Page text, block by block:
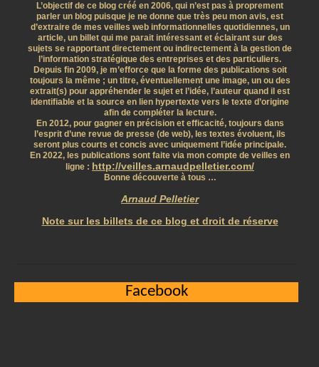
L’objectif de ce blog créé en 2006, qui n’est pas à proprement
parler un blog puisque je ne donne que très peu mon avis, est
d’extraire de mes veilles web informationnelles quotidiennes, un
article, un billet qui me parait intéressant et éclairant sur des
sujets se rapportant directement ou indirectement à la gestion de
l’information stratégique des entreprises et des particuliers.
Depuis fin 2009, je m’efforce que la forme des publications soit
toujours la même ; un titre, éventuellement une image, un ou des
extrait(s) pour appréhender le sujet et l’idée, l’auteur quand il est
identifiable et la source en lien hypertexte vers le texte d’origine
afin de compléter la lecture.
En 2012, pour gagner en précision et efficacité, toujours dans
l’esprit d’une revue de presse (de web), les textes évoluent, ils
seront plus courts et concis avec uniquement l’idée principale.
En 2022, les publications sont faite via mon compte de veilles en
ligne : http://veilles.arnaudpelletier.com/
Bonne découverte à tous …
Arnaud Pelletier
Note sur les billets de ce blog et droit de réserve
Facebook